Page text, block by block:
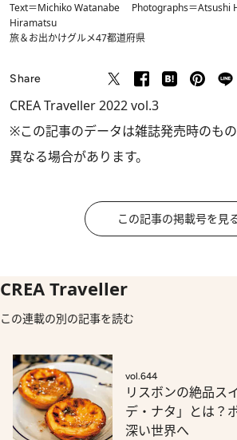
Text＝Michiko Watanabe Photographs＝Atsushi
Hiramatsu
旅＆お出かけグルメ47都道府県
Share
CREA Traveller 2022 vol.3
※この記事のデータは雑誌発売時のも
異なる場合があります。
この記事の掲載号を見
CREA Traveller
この連載の別の記事を読む
vol.644
リスボンの絶品ス
デ・ナタ」とは？
深い世界へ